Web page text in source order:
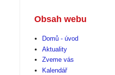
Obsah webu
Domů - úvod
Aktuality
Zveme vás
Kalendář